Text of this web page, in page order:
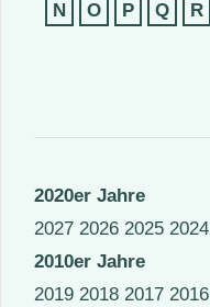
N O P Q R
2020er Jahre
2027 2026 2025 2024
2010er Jahre
2019 2018 2017 2016